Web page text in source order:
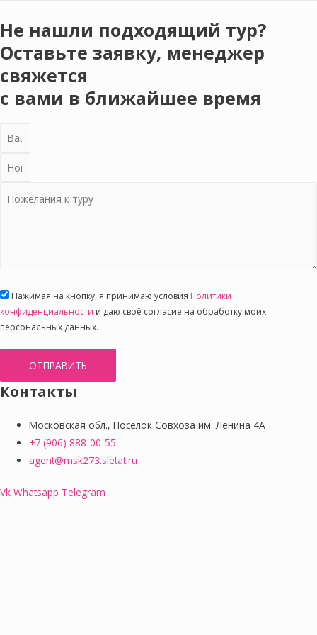
Не нашли подходящий тур?
Оставьте заявку, менеджер
свяжется
с вами в ближайшее время
Нажимая на кнопку, я принимаю условия Политики
конфиденциальности и даю своё согласие на обработку моих
персональных данных.
ОТПРАВИТЬ
Контакты
Московская обл., Посёлок Совхоза им. Ленина 4А
+7 (906) 888-00-55
agent@msk273.sletat.ru
Vk Whatsapp Telegram